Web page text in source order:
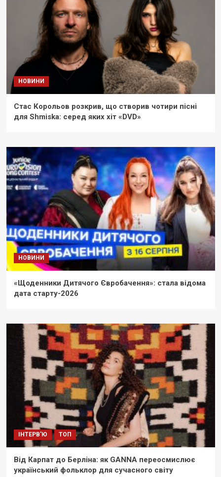
НОВИНИ
Стас Корольов розкрив, що створив чотири пісні
для Shmiska: серед яких хіт «DVD»
НОВИНИ
«Щоденники Дитячого Євробачення»: стала відома
дата старту-2026
ІНТЕРВ'Ю ТОП
Від Карпат до Берліна: як GANNA переосмислює
український фольклор для сучасного світу